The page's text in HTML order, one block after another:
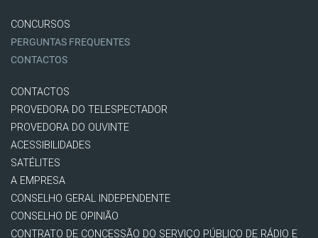
CONCURSOS
PERGUNTAS FREQUENTES
CONTACTOS
CONTACTOS
PROVEDORA DO TELESPECTADOR
PROVEDORA DO OUVINTE
ACESSIBILIDADES
SATÉLITES
A EMPRESA
CONSELHO GERAL INDEPENDENTE
CONSELHO DE OPINIÃO
CONTRATO DE CONCESSÃO DO SERVIÇO PÚBLICO DE RÁDIO E